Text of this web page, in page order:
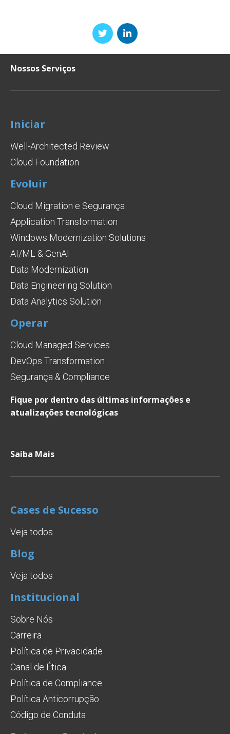
Nossos Serviços
Iniciar
Well-Architected Review
Cloud Foundation
Evoluir
Cloud Migration e Segurança
Application Transformation
Windows Modernization Solutions
AI/ML & GenAI
Data Modernization
Data Engineering Solution
Data Analytics Solution
Operar
Cloud Managed Services
DevOps Transformation
Segurança & Compliance
Fique por dentro das últimas informações e
atualizações tecnológicas
Saiba Mais
Cases de Sucesso
Veja todos
Blog
Veja todos
Institucional
Sobre Nós
Carreira
Política de Privacidade
Canal de Ética
Política de Compliance
Política Anticorrupção
Código de Conduta